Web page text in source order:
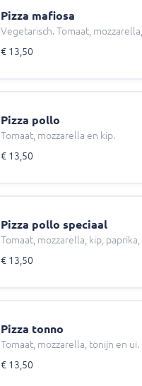
Pizza mafiosa
Vegetarisch. Tomaat,
€ 13,50
Pizza pollo
Tomaat, mozzarella en kip.
€ 13,50
Pizza pollo speciaal
Tomaat, mozzarella, kip,
€ 13,50
Pizza tonno
Tomaat, mozzarella, tonijn en ui.
€ 13,50